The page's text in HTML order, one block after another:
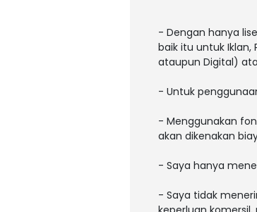
- Dengan hanya
baik itu untuk Iklan,
ataupun Digital)
- Untuk
- Menggunakan
akan dikenakan
- Saya hanya
- Saya tidak